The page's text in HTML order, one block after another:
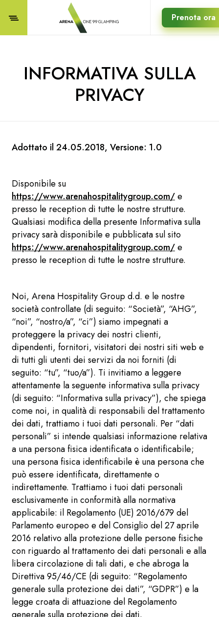
Prenota ora
INFORMATIVA SULLA
PRIVACY
Adottato il 24.05.2018, Versione: 1.0
Disponibile su
https://www.arenahospitalitygroup.com/e
presso le reception di tutte le nostre strutture.
Qualsiasi modifica della presente Informativa sulla
privacy sarà disponibile e pubblicata sul sito
https://www.arenahospitalitygroup.com/e
presso le reception di tutte le nostre strutture.
Noi, Arena Hospitality Group d.d. e le nostre
società controllate (di seguito: “Società”, “AHG”,
“noi”, “nostro/a”, “ci”) siamo impegnati a
proteggere la privacy dei nostri clienti,
dipendenti, fornitori, visitatori dei nostri siti web e
di tutti gli utenti dei servizi da noi forniti (di
seguito: “tu”, “tuo/a”). Ti invitiamo a leggere
attentamente la seguente informativa sulla privacy
(di seguito: “Informativa sulla privacy”), che spiega
come noi, in qualità di responsabili del trattamento
dei dati, trattiamo i tuoi dati personali. Per “dati
personali” si intende qualsiasi informazione relativa
a una persona fisica identificata o identificabile;
una persona fisica identificabile è una persona che
può essere identificata, direttamente o
indirettamente. Trattiamo i tuoi dati personali
esclusivamente in conformità alla normativa
applicabile: il Regolamento (UE) 2016/679 del
Parlamento europeo e del Consiglio del 27 aprile
2016 relativo alla protezione delle persone fisiche
con riguardo al trattamento dei dati personali e alla
libera circolazione di tali dati, e che abroga la
Direttiva 95/46/CE (di seguito: “Regolamento
generale sulla protezione dei dati”, “GDPR”) e la
legge croata di attuazione del Regolamento